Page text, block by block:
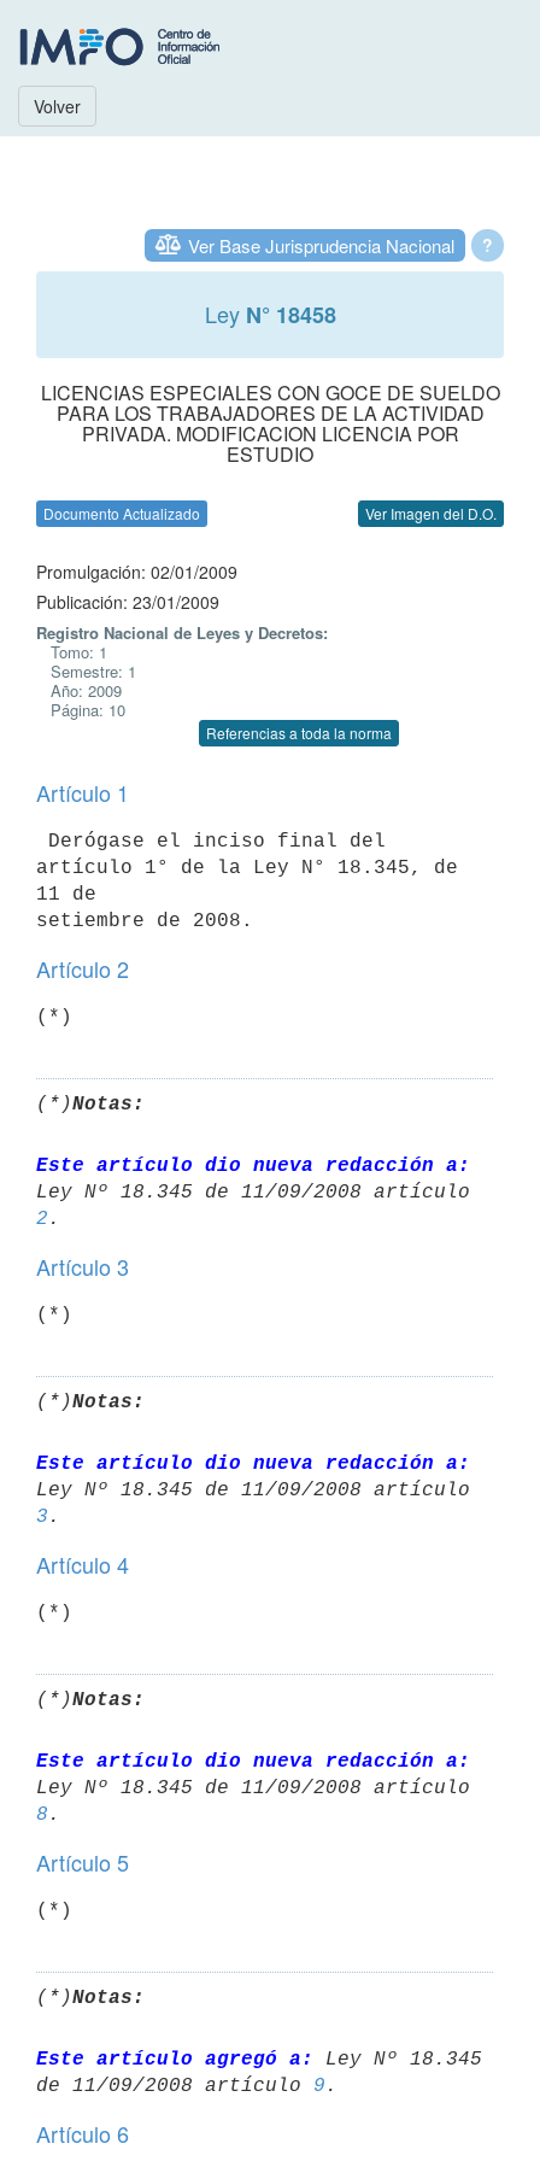
Volver
?
Ver Base Jurisprudencia Nacional
Ley N° 18458
LICENCIAS ESPECIALES CON GOCE DE SUELDO
PARA LOS TRABAJADORES DE LA ACTIVIDAD
PRIVADA. MODIFICACION LICENCIA POR
ESTUDIO
Documento Actualizado Ver Imagen del D.O.
Promulgación: 02/01/2009
Publicación: 23/01/2009
Registro Nacional de Leyes y Decretos:
Tomo: 1
Semestre: 1
Año: 2009
Página: 10
Referencias a toda la norma
Artículo 1
artículo 1° de la Ley N° 18.345, de
11 de
Artículo 2
(*)
(*)Notas:
Este artículo dio nueva redacción a:
2
Artículo 3
(*)
(*)Notas:
Este artículo dio nueva redacción a:
3
Artículo 4
(*)
(*)Notas:
Este artículo dio nueva redacción a:
8
Artículo 5
(*)
(*)Notas:
Este artículo agregó a:
Ley Nº 18.345
de 11/09/2008 artículo 9
Artículo 6